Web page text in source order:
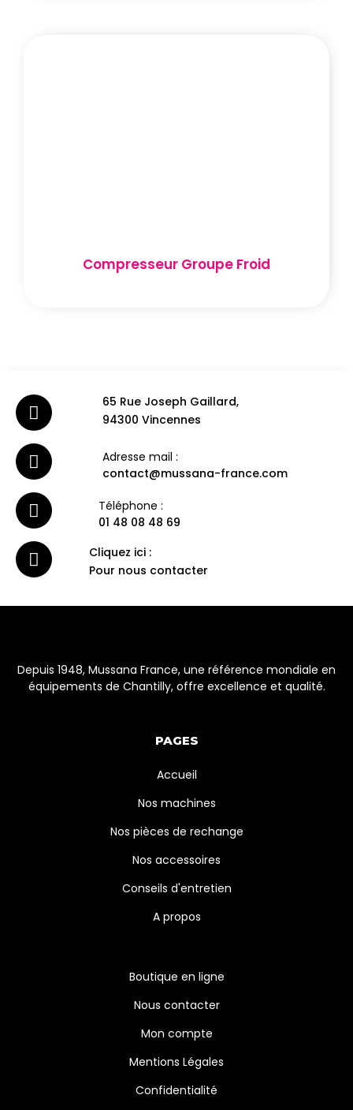
Compresseur Groupe Froid
65 Rue Joseph Gaillard,
94300 Vincennes
Adresse mail :
contact@mussana-france.com
Téléphone :
01 48 08 48 69
Cliquez ici :
Pour nous contacter
Depuis 1948, Mussana France, une référence mondiale en
équipements de Chantilly, offre excellence et qualité.
PAGES
Accueil
Nos machines
Nos pièces de rechange
Nos accessoires
Conseils d'entretien
A propos
Boutique en ligne
Nous contacter
Mon compte
Mentions Légales
Confidentialité